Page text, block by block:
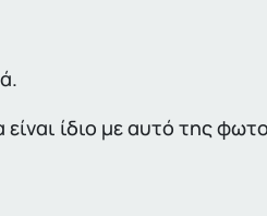
είναι ίδιο με αυτό της